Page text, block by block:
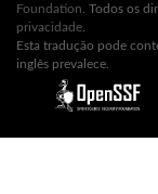
Foundation . Todos os
privacidade
Esta tradução pode
inglês prevalece.